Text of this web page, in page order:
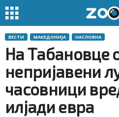
ВЕСТИ МАКЕДОНИЈА НАСЛОВНА
На Табановце
непријавени
часовници
илјади евра